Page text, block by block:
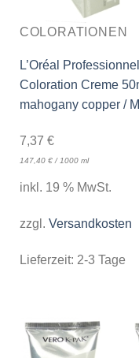
COLORATIONEN
L’Oréal
Coloration Creme
mahogany copper /
7,37 €
147,40 €/ 1000 ml
inkl. 19 % MwSt.
zzgl. Versandkosten
Lieferzeit: 2-3 Tage